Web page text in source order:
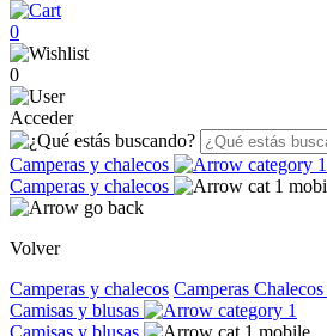
0
0
Acceder
Camperas y chalecos
Camperas y chalecos
Volver
Camperas y chalecos Camperas Chalecos
Camisas y blusas
Camisas y blusas